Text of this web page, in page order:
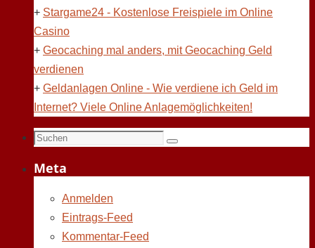
+ Stargame24 - Kostenlose Freispiele im Online
Casino
+ Geocaching mal anders, mit Geocaching Geld
verdienen
+ Geldanlagen Online - Wie verdiene ich Geld im
Internet? Viele Online Anlagemöglichkeiten!
Suchen
Suchen
Meta
Anmelden
Eintrags-Feed
Kommentar-Feed